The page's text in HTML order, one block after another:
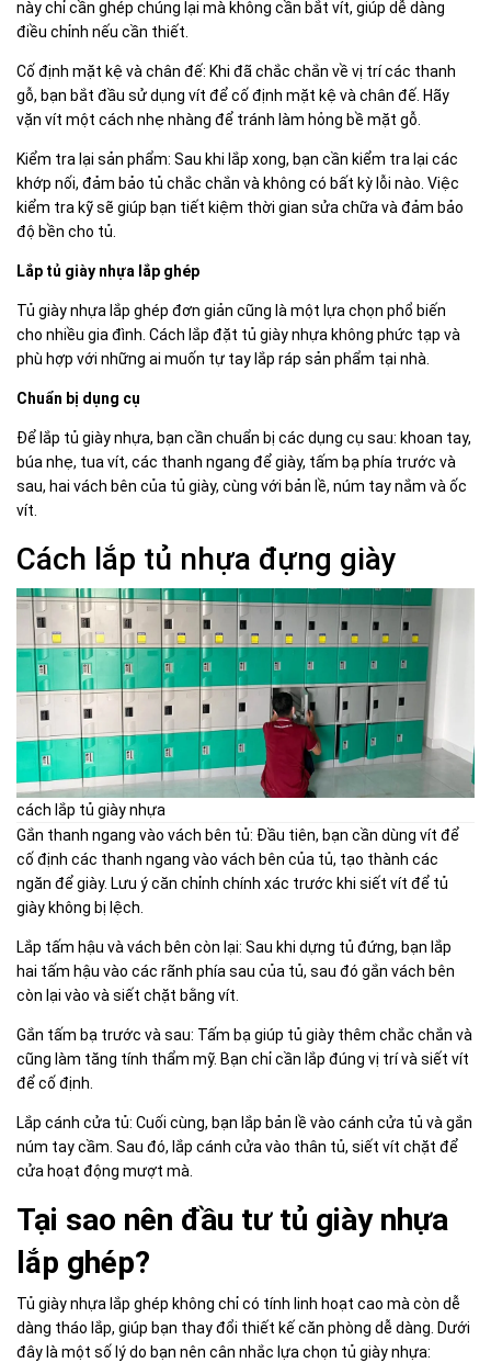
này chỉ cần ghép chúng lại mà không cần bắt vít, giúp dễ dàng
điều chỉnh nếu cần thiết.
Cố định mặt kệ và chân đế: Khi đã chắc chắn về vị trí các thanh
gỗ, bạn bắt đầu sử dụng vít để cố định mặt kệ và chân đế. Hãy
vặn vít một cách nhẹ nhàng để tránh làm hỏng bề mặt gỗ.
Kiểm tra lại sản phẩm: Sau khi lắp xong, bạn cần kiểm tra lại các
khớp nối, đảm bảo tủ chắc chắn và không có bất kỳ lỗi nào. Việc
kiểm tra kỹ sẽ giúp bạn tiết kiệm thời gian sửa chữa và đảm bảo
độ bền cho tủ.
Lắp tủ giày nhựa lắp ghép
Tủ giày nhựa lắp ghép đơn giản cũng là một lựa chọn phổ biến
cho nhiều gia đình. Cách lắp đặt tủ giày nhựa không phức tạp và
phù hợp với những ai muốn tự tay lắp ráp sản phẩm tại nhà.
Chuẩn bị dụng cụ
Để lắp tủ giày nhựa, bạn cần chuẩn bị các dụng cụ sau: khoan tay,
búa nhẹ, tua vít, các thanh ngang để giày, tấm bạ phía trước và
sau, hai vách bên của tủ giày, cùng với bản lề, núm tay nắm và ốc
vít.
Cách lắp tủ nhựa đựng giày
cách lắp tủ giày nhựa
Gắn thanh ngang vào vách bên tủ: Đầu tiên, bạn cần dùng vít để
cố định các thanh ngang vào vách bên của tủ, tạo thành các
ngăn để giày. Lưu ý căn chỉnh chính xác trước khi siết vít để tủ
giày không bị lệch.
Lắp tấm hậu và vách bên còn lại: Sau khi dựng tủ đứng, bạn lắp
hai tấm hậu vào các rãnh phía sau của tủ, sau đó gắn vách bên
còn lại vào và siết chặt bằng vít.
Gắn tấm bạ trước và sau: Tấm bạ giúp tủ giày thêm chắc chắn và
cũng làm tăng tính thẩm mỹ. Bạn chỉ cần lắp đúng vị trí và siết vít
để cố định.
Lắp cánh cửa tủ: Cuối cùng, bạn lắp bản lề vào cánh cửa tủ và gắn
núm tay cầm. Sau đó, lắp cánh cửa vào thân tủ, siết vít chặt để
cửa hoạt động mượt mà.
Tại sao nên đầu tư tủ giày nhựa
lắp ghép?
Tủ giày nhựa lắp ghép không chỉ có tính linh hoạt cao mà còn dễ
dàng tháo lắp, giúp bạn thay đổi thiết kế căn phòng dễ dàng. Dưới
đây là một số lý do bạn nên cân nhắc lựa chọn tủ giày nhựa: